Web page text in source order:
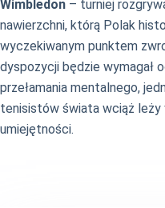
Wimbledon – turniej
nawierzchni, którą Polak
wyczekiwanym punktem
dyspozycji będzie wymagał
przełamania mentalnego,
tenisistów świata wciąż
umiejętności.